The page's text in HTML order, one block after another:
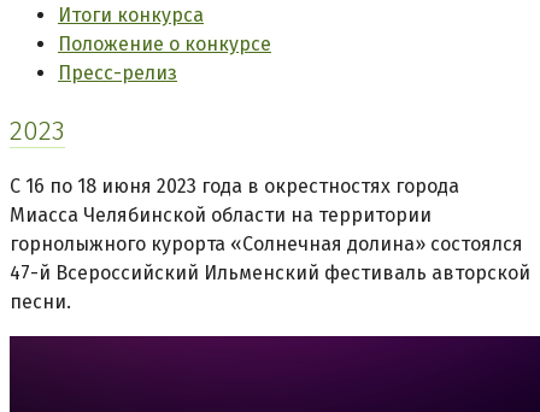
Итоги конкурса
Положение о конкурсе
Пресс-релиз
2023
С 16 по 18 июня 2023 года в окрестностях города
Миасса Челябинской области на территории
горнолыжного курорта «Солнечная долина» состоялся
47-й Всероссийский Ильменский фестиваль авторской
песни.